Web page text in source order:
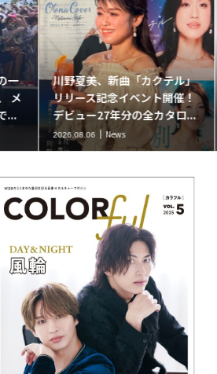
番組
なみが
樽終...
岩本公水が新曲「北の流れ
星」リリースイベント開催
MV公開！本人直伝の歌唱
2026.08.06